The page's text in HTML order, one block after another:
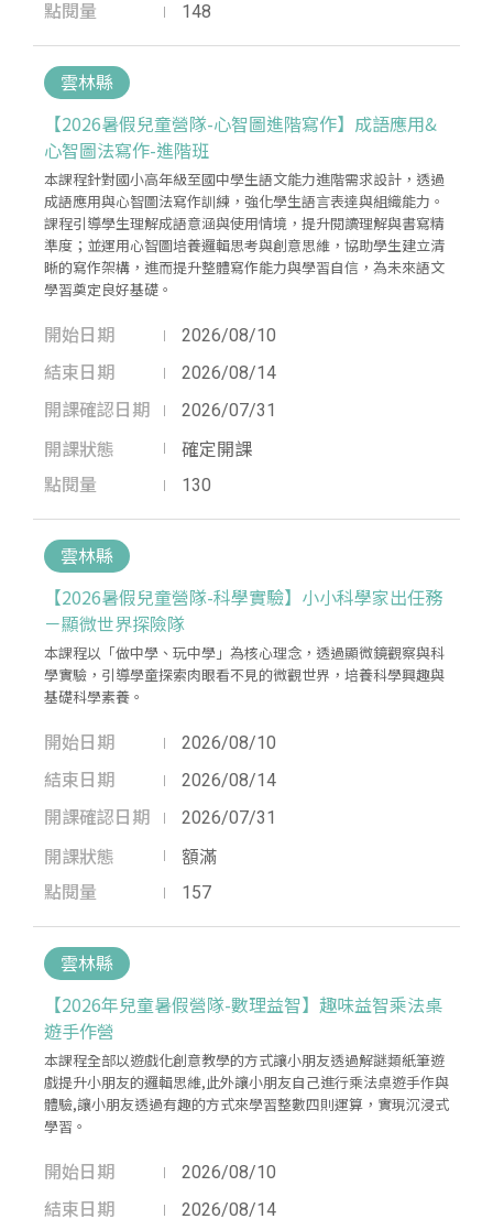
點閱量 148
雲林縣
【2026暑假兒童營隊-心智圖進階寫作】成語應用&
心智圖法寫作-進階班
本課程針對國小高年級至國中學生語文能力進階需求設計，透過
成語應用與心智圖法寫作訓練，強化學生語言表達與組織能力。
課程引導學生理解成語意涵與使用情境，提升閱讀理解與書寫精
準度；並運用心智圖培養邏輯思考與創意思維，協助學生建立清
晰的寫作架構，進而提升整體寫作能力與學習自信，為未來語文
學習奠定良好基礎。
開始日期
2026/08/10
結束日期
2026/08/14
開課確認日期
2026/07/31
開課狀態 確定開課
點閱量 130
雲林縣
【2026暑假兒童營隊-科學實驗】小小科學家出任務
－顯微世界探險隊
本課程以「做中學、玩中學」為核心理念，透過顯微鏡觀察與科
學實驗，引導學童探索肉眼看不見的微觀世界，培養科學興趣與
基礎科學素養。
開始日期
2026/08/10
結束日期
2026/08/14
開課確認日期
2026/07/31
開課狀態 額滿
點閱量 157
雲林縣
【2026年兒童暑假營隊-數理益智】趣味益智乘法桌
遊手作營
本課程全部以遊戲化創意教學的方式讓小朋友透過解謎類紙筆遊
戲提升小朋友的邏輯思維,此外讓小朋友自己進行乘法桌遊手作與
體驗,讓小朋友透過有趣的方式來學習整數四則運算，實現沉浸式
學習。
開始日期
2026/08/10
結束日期
2026/08/14